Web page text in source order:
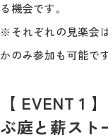
る機会です。
※それぞれの見楽会
かのみ参加も可能です
【 EVENT 1
ぶ庭と薪スト